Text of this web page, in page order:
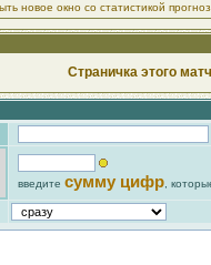
новое окно со статистикой
Страничка этого
введите сумму цифр ,